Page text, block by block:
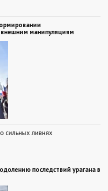
манипуляциям
сильных ливнях
последствий урагана в